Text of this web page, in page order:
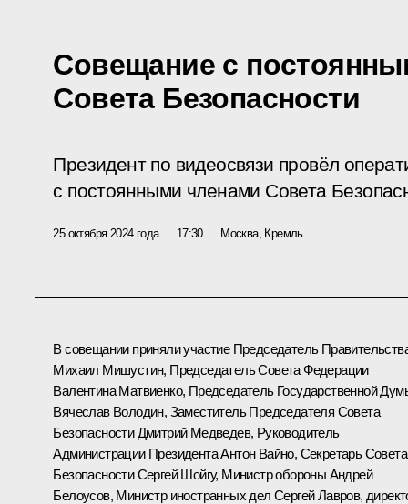
Совещание с
Совета Безопасности
Президент по видеосвязи провёл
с постоянными членами Совета
25 октября 2024 года 17:30 Москва, Кремль
В совещании приняли участие Председатель
Михаил Мишустин, Председатель Совета Федерации
Валентина Матвиенко, Председатель Государственной
Вячеслав Володин, Заместитель Председателя Совета
БезопасностиДмитрий Медведев, Руководитель
Администрации ПрезидентаАнтон Вайно, Секретарь Совета
БезопасностиСергей Шойгу, Министр обороны Андрей
Белоусов, Министр иностранных дел Сергей Лавров,